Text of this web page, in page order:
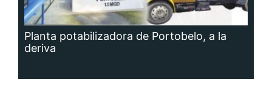
Planta potabilizadora de Portobelo, a la
deriva